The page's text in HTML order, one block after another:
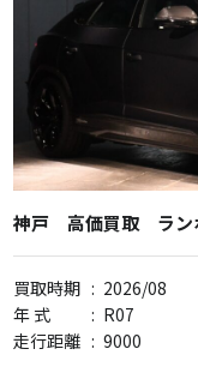
神戸 高価買取 ラン
買取時期 : 2026/08
年 式
: R07
走行距離 : 9000